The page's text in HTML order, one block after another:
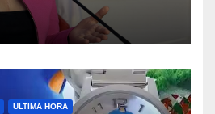
ULTIMA HORA